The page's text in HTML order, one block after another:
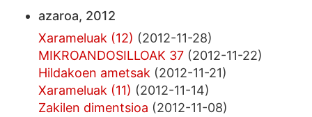
azaroa, 2012
Xarameluak (12) (2012-11-28)
MIKROANDOSILLOAK 37 (2012-11-22)
Hildakoen ametsak (2012-11-21)
Xarameluak (11) (2012-11-14)
Zakilen dimentsioa (2012-11-08)